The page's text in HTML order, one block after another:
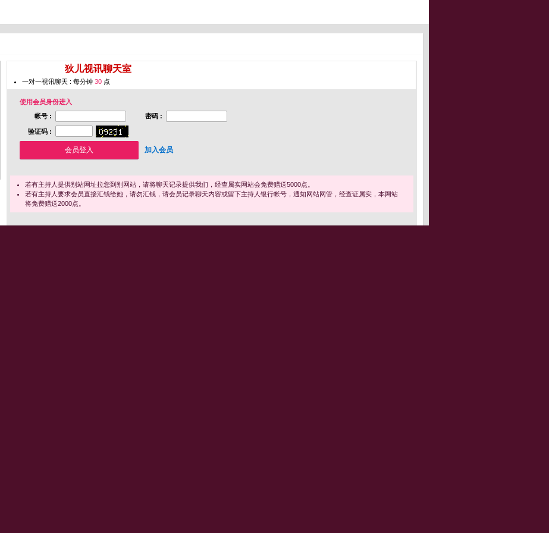
狄儿视讯聊天室
一对一视讯聊天 : 每分钟 30 点
使用会员身份进入
帐号 :
密码 :
验证码 :
加入会员
若有主持人提供别站网址拉您到别网站，请将聊天记录提供我们，经查属实网站会免费赠送5000点。
若有主持人要求会员直接汇钱给她，请勿汇钱，请会员记录聊天内容或留下主持人银行帐号，通知网站网管，经查证属实，本网站
将免费赠送2000点。